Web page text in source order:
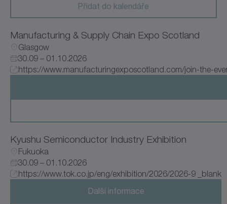
Přidat do kalendáře
Manufacturing & Supply Chain Expo Scotland
Glasgow
30.09 – 01.10.2026
https://www.manufacturingexposcotland.com/join-the-
Kyushu Semiconductor Industry Exhibition
Fukuoka
30.09 – 01.10.2026
https://www.tok.co.jp/eng/exhibition/2026/2026-9 _blank
Další informace